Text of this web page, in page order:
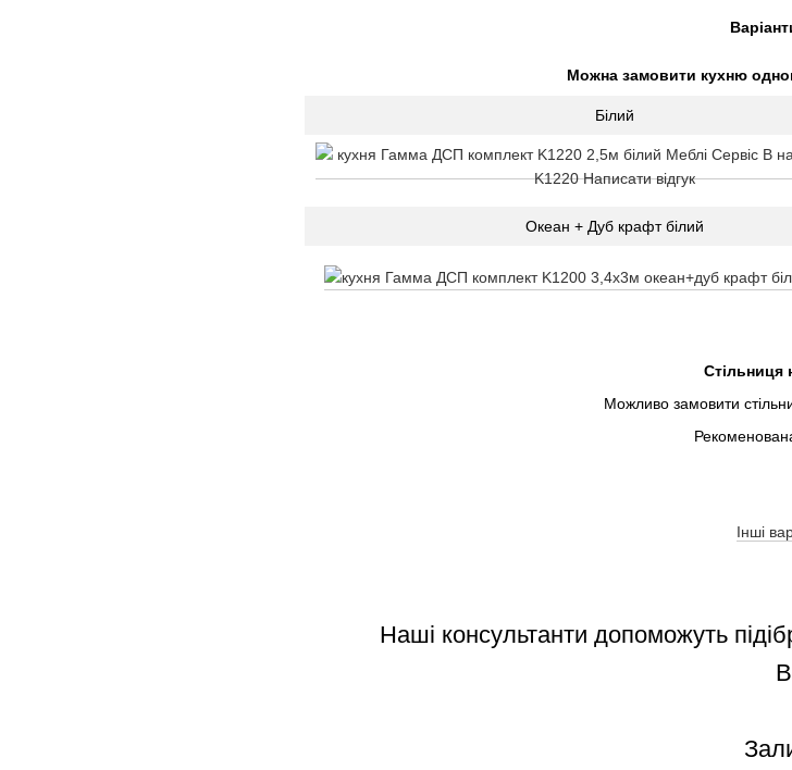
Можна замовити кухню
Білий
Океан + Дуб крафт білий
Стільниця
Можливо замовити
Інші
Наші консультанти допоможуть